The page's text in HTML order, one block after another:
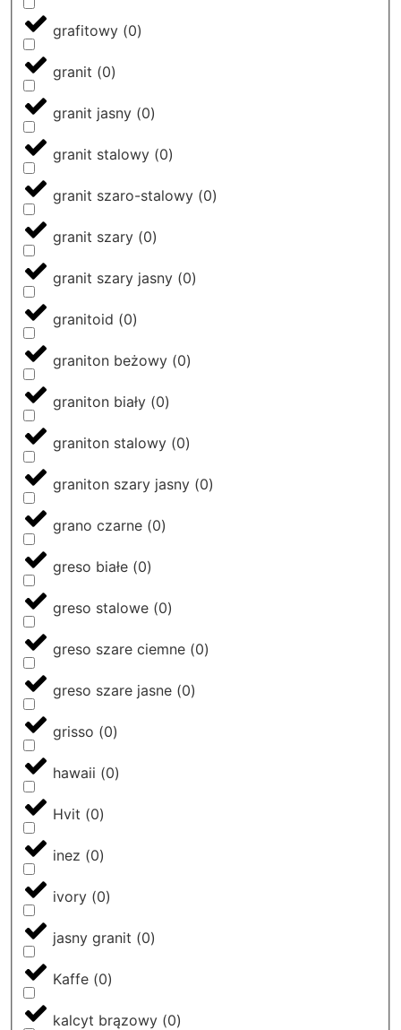
grafitowy (0)
granit (0)
granit jasny (0)
granit stalowy (0)
granit szaro-stalowy (0)
granit szary (0)
granit szary jasny (0)
granitoid (0)
graniton beżowy (0)
graniton biały (0)
graniton stalowy (0)
graniton szary jasny (0)
grano czarne (0)
greso białe (0)
greso stalowe (0)
greso szare ciemne (0)
greso szare jasne (0)
grisso (0)
hawaii (0)
Hvit (0)
inez (0)
ivory (0)
jasny granit (0)
Kaffe (0)
kalcyt brązowy (0)